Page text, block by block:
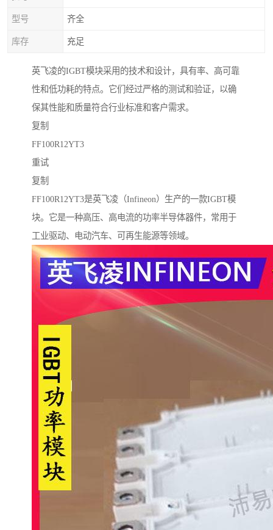
型号 齐全
库存 充足
英飞凌的IGBT模块采用的技术和设计，具有率、高可靠
性和低功耗的特点。它们经过严格的测试和验证，以确
保其性能和质量符合行业标准和客户需求。
复制
FF100R12YT3
重试
复制
FF100R12YT3是英飞凌（Infineon）生产的一款IGBT模
块。它是一种高压、高电流的功率半导体器件，常用于
工业驱动、电动汽车、可再生能源等领域。